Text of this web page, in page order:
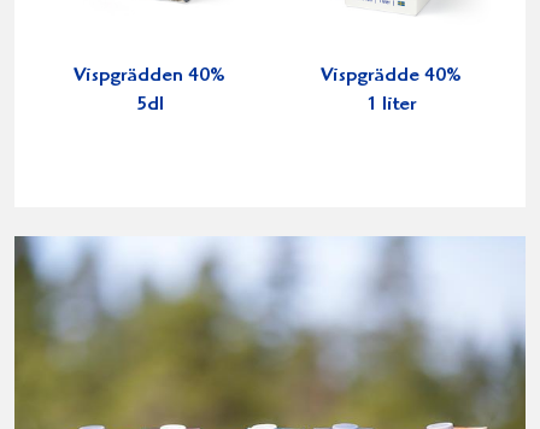
Vispgrädden 40%
5dl
Vispgrädde 40%
1 liter